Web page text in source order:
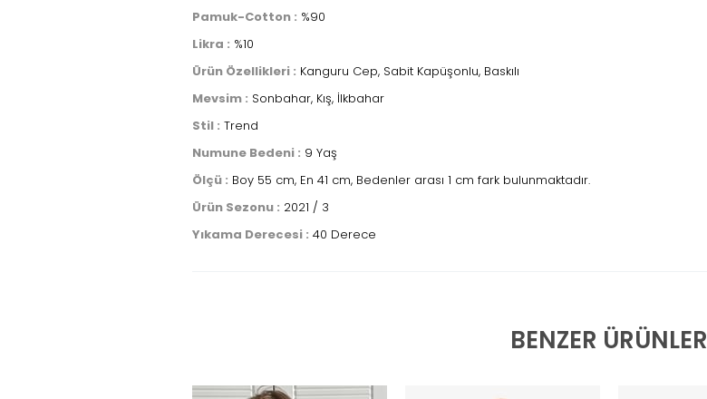
Pamuk-Cotton : %90
Likra : %10
Ürün Özellikleri : Kanguru Cep, Sabit Kapüşonlu, Baskılı
Mevsim : Sonbahar, Kış, İlkbahar
Stil : Trend
Numune Bedeni : 9 Yaş
Ölçü : Boy 55 cm, En 41 cm, Bedenler arası 1 cm fark bulunmaktadır.
Ürün Sezonu : 2021 / 3
Yıkama Derecesi : 40 Derece
BENZER ÜRÜNLER